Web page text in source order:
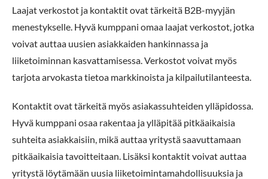
Laajat verkostot ja kontaktit ovat tärkeitä B2B-myyjän
menestykselle. Hyvä kumppani omaa laajat verkostot, jotka
voivat auttaa uusien asiakkaiden hankinnassa ja
liiketoiminnan kasvattamisessa. Verkostot voivat myös
tarjota arvokasta tietoa markkinoista ja kilpailutilanteesta.
Kontaktit ovat tärkeitä myös asiakassuhteiden ylläpidossa.
Hyvä kumppani osaa rakentaa ja ylläpitää pitkäaikaisia
suhteita asiakkaisiin, mikä auttaa yritystä saavuttamaan
pitkäaikaisia tavoitteitaan. Lisäksi kontaktit voivat auttaa
yritystä löytämään uusia liiketoimintamahdollisuuksia ja